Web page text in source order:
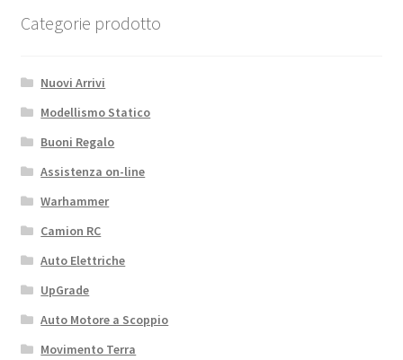
Categorie prodotto
Nuovi Arrivi
Modellismo Statico
Buoni Regalo
Assistenza on-line
Warhammer
Camion RC
Auto Elettriche
UpGrade
Auto Motore a Scoppio
Movimento Terra